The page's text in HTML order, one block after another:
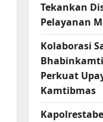
Tekankan
Pelayanan
Kolaborasi
Perkuat
Kamtibmas